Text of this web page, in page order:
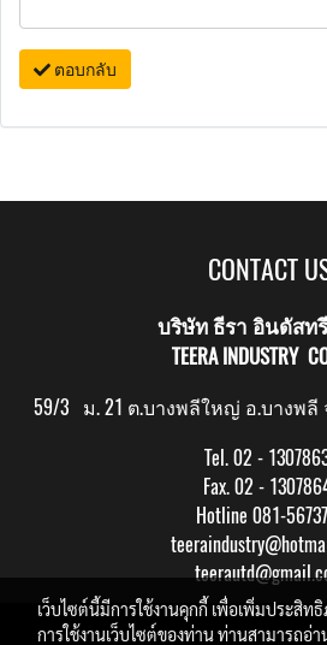
ตอบกลับ
CONTACT
บริษัท ธีรา อินดัสท
TEERA INDUSTRY
59/3 ม. 21 ต.บางพลีใหญ่ อ.บางพลี
Tel. 02 -
Fax. 02 -
Hotline 081-
Copy right by
เว็บไซต์นี้มีการใช้งานคุกกี้ เพื่อเพิ่มประสิ
การใช้งานเว็บไซต์ของท่าน ท่านสามารถอ่